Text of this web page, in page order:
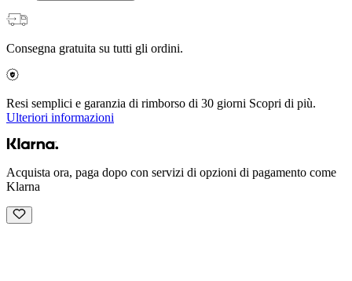
Consegna gratuita su tutti gli ordini.
Resi semplici e garanzia di rimborso di 30 giorni Scopri di più.
Ulteriori informazioni
Acquista ora, paga dopo con servizi di opzioni di pagamento come
Klarna